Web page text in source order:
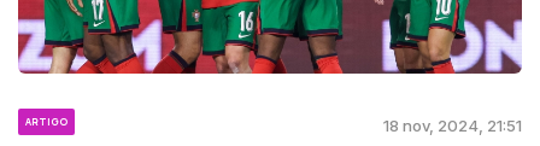
ARTIGO 18 nov, 2024, 21:51